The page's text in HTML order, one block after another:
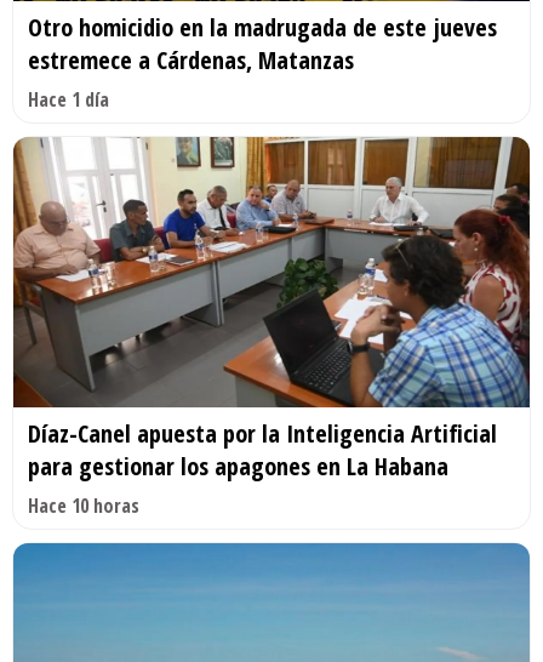
Otro homicidio en la madrugada de este jueves
estremece a Cárdenas, Matanzas
Hace 1 día
Díaz-Canel apuesta por la Inteligencia Artificial
para gestionar los apagones en La Habana
Hace 10 horas